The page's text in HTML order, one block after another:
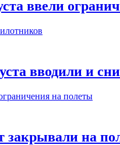
ввели
вводили и
закрывали на